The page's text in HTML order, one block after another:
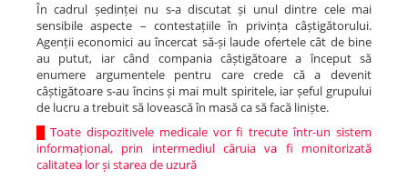
În cadrul ședinței nu s-a discutat și unul dintre cele mai
sensibile aspecte – contestațiile în privința câștigătorului.
Agenții economici au încercat să-și laude ofertele cât de bine
au putut, iar când compania câștigătoare a început să
enumere argumentele pentru care crede că a devenit
câștigătoare s-au încins și mai mult spiritele, iar șeful grupului
de lucru a trebuit să lovească în masă ca să facă liniște.
Toate dispozitivele medicale vor fi trecute într-un sistem
informațional, prin intermediul căruia va fi monitorizată
calitatea lor și starea de uzură